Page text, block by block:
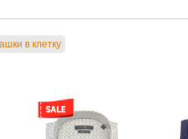
в клетку